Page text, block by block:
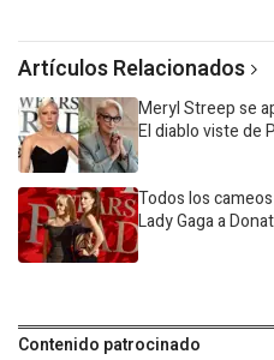
Artículos Relacionados
Meryl Streep se
El diablo viste de
Todos los
Lady Gaga a
Contenido patrocinado